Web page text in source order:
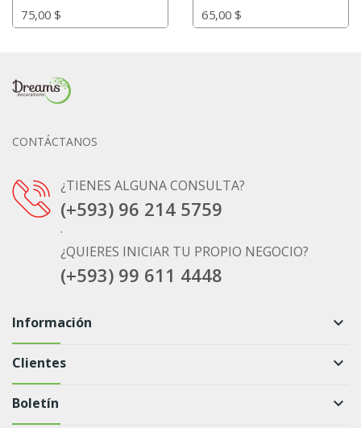
75,00 $ 65,00 $
CONTÁCTANOS
¿TIENES ALGUNA CONSULTA?
(+593) 96 214 5759
.
¿QUIERES INICIAR TU PROPIO NEGOCIO?
(+593) 99 611 4448
Información keyboard_arrow_down
Clientes keyboard_arrow_down
Boletín keyboard_arrow_down